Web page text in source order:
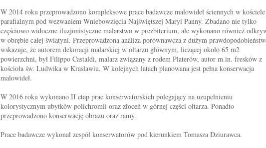
W 2014 roku przeprowadzono kompleksowe prace badawcze malowideł ściennych w kościele
parafialnym pod wezwaniem Wniebowzięcia Najświętszej Maryi Panny. Zbadano nie tylko
częściowo widoczne iluzjonistyczne malarstwo w prezbiterium, ale wykonano również
w obrębie całej świątyni. Przeprowadzona analiza porównawcza z dużym
wskazuje, że autorem dekoracji malarskiej w ołtarzu głównym, liczącej około 65 m2
powierzchni, był Filippo Castaldi, malarz związany z rodem Platerów, autor m.in. fresków z
kościoła św. Ludwika w Krasławiu. W kolejnych latach planowana jest pełna konserwacja
malowideł.
W 2016 roku wykonano II etap prac konserwatorskich polegający na uzupełnieniu
kolorystycznym ubytków polichromii oraz złoceń w górnej części ołtarza. Ponadto
przeprowadzono konserwację obrazu oraz ramy.
Prace badawcze wykonał zespół konserwatorów pod kierunkiem Tomasza Dziurawca.